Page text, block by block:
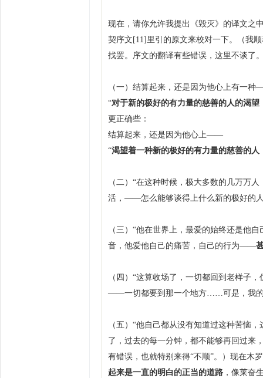
现在，请你允许我提出《毁灭》的译文之
契序文[11]里引的原文来校对一下。（我
找罢。序文的翻译有些错误，这里不谈了
（一）结算起来，还是因为他心上有一
“对于新的极好的有力量的慈善的人的渴望
更正确些：
结算起来，还是因为他心上——
“渴望着一种新的极好的有力量的慈善的人
（二）“在这种时候，极大多数的几万万
活，——怎么能够谈得上什么新的极好的
（三）“他在世界上，最爱的始终还是他
音，他爱他自己的痛苦，自己的行为——
（四）“这算收场了，一切都回到老样
——一切都要到那一个地方……可是，我的
（五）“他自己都从没有知道过这种苦恼
了，过去的每一分钟，都不能够再回过来
有错误，也就特别 来得“不顺”。）现在木
起来是一直的明白的正当的道路 ，像莱奋